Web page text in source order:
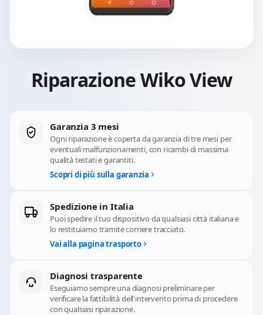
Riparazione Wiko View
Garanzia 3 mesi
Ogni riparazione è coperta da garanzia di tre mesi per
eventuali malfunzionamenti, con ricambi di massima
qualità testati e garantiti.
Scopri di più sulla garanzia
Spedizione in Italia
Puoi spedire il tuo dispositivo da qualsiasi città italiana e
lo restituiamo tramite corriere tracciato.
Vai alla pagina trasporto
Diagnosi trasparente
Eseguiamo sempre una diagnosi preliminare per
verificare la fattibilità dell'intervento prima di procedere
con qualsiasi riparazione.